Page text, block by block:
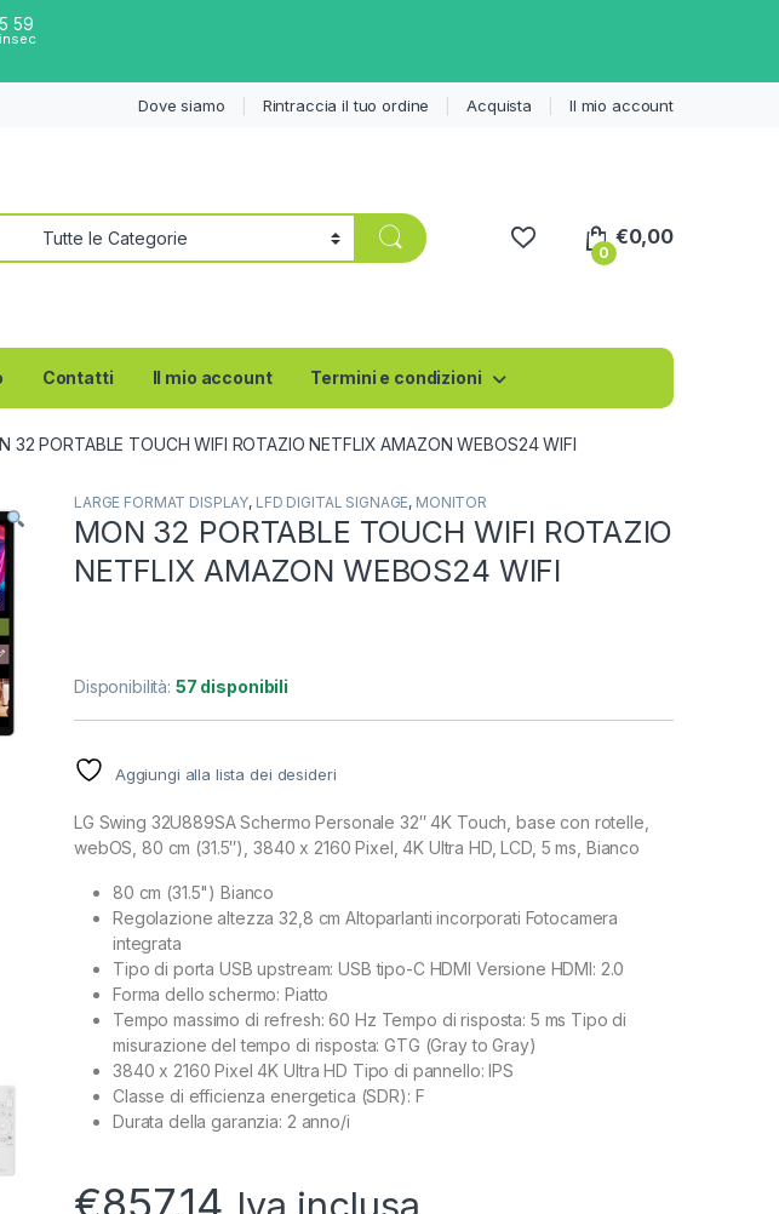
58
sec
Dove siamo Rintraccia il tuo ordine Acquista Il mio account
0
€0,00
Contatti Il mio account Termini e condizioni
32 PORTABLE TOUCH WIFI ROTAZIO NETFLIX AMAZON WEBOS24 WIFI
LARGE FORMAT DISPLAY, LFD DIGITAL SIGNAGE, MONITOR
MON 32 PORTABLE TOUCH WIFI ROTAZIO
NETFLIX AMAZON WEBOS24 WIFI
Disponibilità: 57 disponibili
Aggiungi alla lista dei desideri
LG Swing 32U889SA Schermo Personale 32″ 4K Touch, base con rotelle,
webOS, 80 cm (31.5″), 3840 x 2160 Pixel, 4K Ultra HD, LCD, 5 ms, Bianco
80 cm (31.5") Bianco
Regolazione altezza 32,8 cm Altoparlanti incorporati Fotocamera
integrata
Tipo di porta USB upstream: USB tipo-C HDMI Versione HDMI: 2.0
Forma dello schermo: Piatto
Tempo massimo di refresh: 60 Hz Tempo di risposta: 5 ms Tipo di
misurazione del tempo di risposta: GTG (Gray to Gray)
3840 x 2160 Pixel 4K Ultra HD Tipo di pannello: IPS
Classe di efficienza energetica (SDR): F
Durata della garanzia: 2 anno/i
€857,14